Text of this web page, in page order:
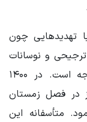
تهدیدهایی چون
و نوسانات
قیمت فلزات پایه و کاهش صادرات مواجه است. در ۱۴۰۰
در فصل زمستان
متأسفانه این